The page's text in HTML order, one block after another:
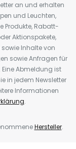
an und erhalten
und Leuchten,
Produkte, Rabatt-
Aktionspakete,
Inhalte von
sowie Anfragen für
Abmeldung ist
in jedem Newsletter
Informationen
.
Hersteller.